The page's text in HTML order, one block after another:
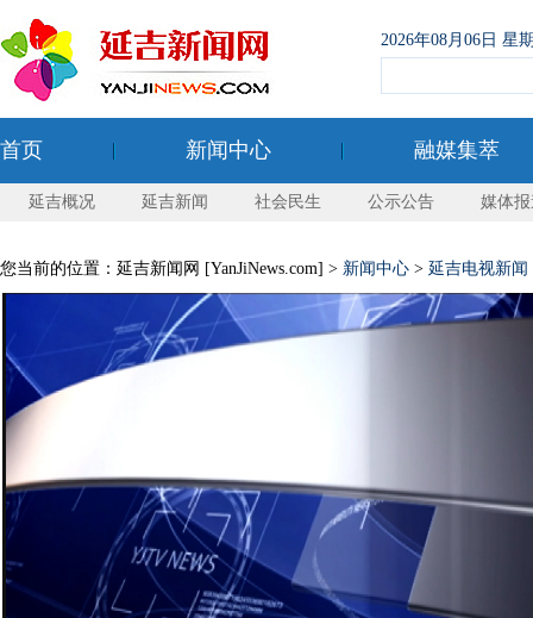
2026年08月06日 星
首页 新闻中心 融媒集萃
延吉概况 延吉新闻 社会民生 公示公告 媒体
您当前的位置：延吉新闻网 [YanJiNews.com] > 新闻中心 > 延吉电视新闻